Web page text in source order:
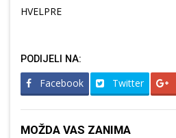
HVELPRE
PODIJELI NA:
Facebook Twitter
MOŽDA VAS ZANIMA